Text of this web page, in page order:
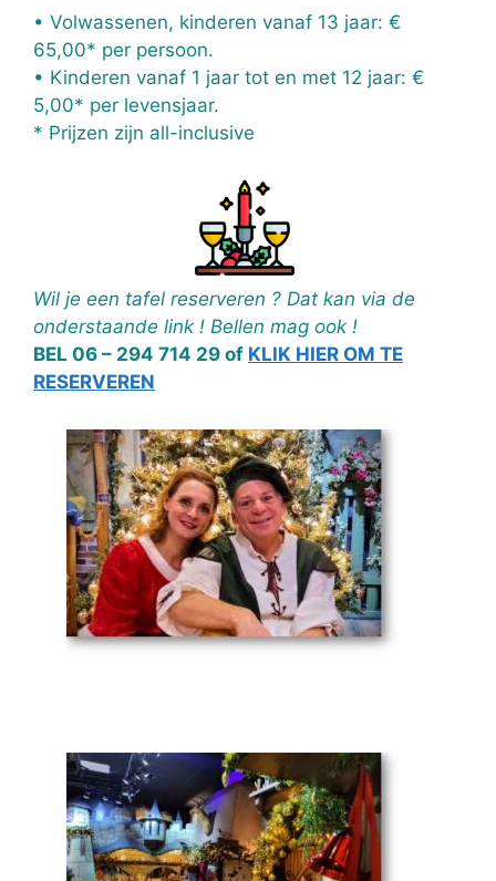
• Volwassenen, kinderen vanaf 13 jaar: €
65,00* per persoon.
• Kinderen vanaf 1 jaar tot en met 12 jaar: €
5,00* per levensjaar.
* Prijzen zijn all-inclusive
Wil je een tafel reserveren ? Dat kan via de
onderstaande link ! Bellen mag ook !
BEL 06 – 294 714 29 of KLIK HIER OM TE
RESERVEREN